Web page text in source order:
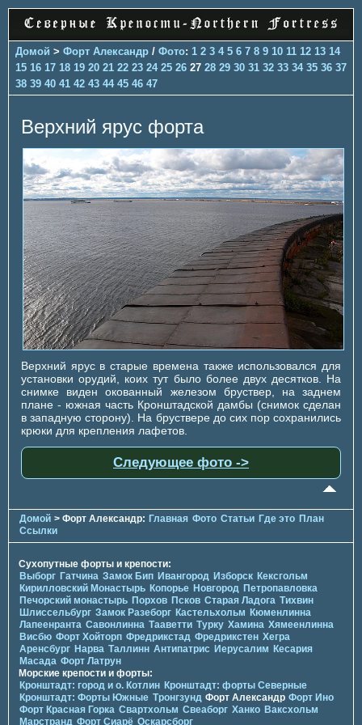
Домой > Форт Александр / Фото: 1 2 3 4 5 6 7 8 9 10 11 12 13 14
15 16 17 18 19 20 21 22 23 24 25 26 27 28 29 30 31 32 33 34 35 36 37
38 39 40 41 42 43 44 45 46 47
Верхний ярус форта
Верхний ярус в старые времена также использовался для
установки орудий, коих тут было более двух десятков. На
снимке виден окованный железом бруствер, на заднем
плане - южная часть Кронштадской дамбы (снимок сделан
в западную сторону). На бруствере до сих пор сохранились
крюки для крепления лафетов.
Следующее фото ->
Домой > Форт Александр: Главная Фото Статьи Где это План
Ссылки
Сухопутные форты и крепости:
Выборг Гатчина Замок Бип Ивангород Изборск Кексгольм
Кирилловский Монастырь Копорье Новгород Петропавловка
Печорcкий монастырь Порхов Псков Старая Ладога Тихвин
Шлиссельбург Замок Разеборг Кастельхольм Кюменлинна
Лапеенранта Савонлинна Тааветти Турку Хамина Хямеенлинна
Висбю Форт Хойторп Фредрикстад Фредрикстен Хегра
Аренсбург Нарва Таллинн Антипатрис Иерусалим Кесария
Масада Форт Латрун
Морские крепости и форты:
Кронштадт: город и о. Котлин Кронштадт: форты Северные
Кронштадт: Форты Южные Тронгзунд Форт Александр Форт Ино
Форт Красная Горка Свартхольм Свеаборг Ханко Ваксхольм
Марстранд Форт Сиарё Оскарсборг